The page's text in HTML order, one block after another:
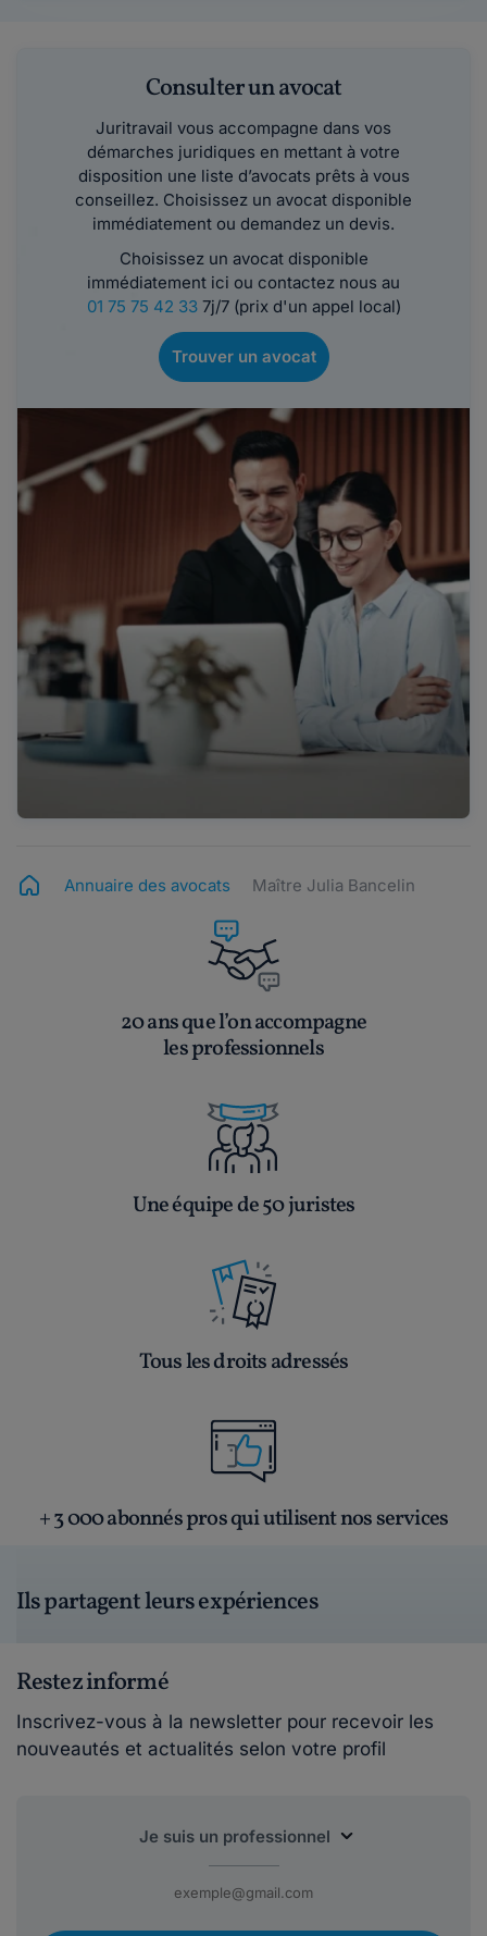
Consulter un avocat
Juritravail vous accompagne dans vos
démarches juridiques en mettant à votre
disposition une liste d’avocats prêts à vous
conseillez. Choisissez un avocat disponible
immédiatement ou demandez un devis.
Choisissez un avocat disponible
immédiatement ici ou contactez nous au
01 75 75 42 337j/7 (prix d'un appel local)
Trouver un avocat
Annuaire des avocats Maître Julia Bancelin
20 ans que l’on accompagne
les professionnels
Une équipe de 50 juristes
Tous les droits adressés
+ 3 000 abonnés pros qui utilisent nos services
Ils partagent leurs expériences
Restez informé
Inscrivez-vous à la newsletter pour recevoir les
nouveautés et actualités selon votre profil